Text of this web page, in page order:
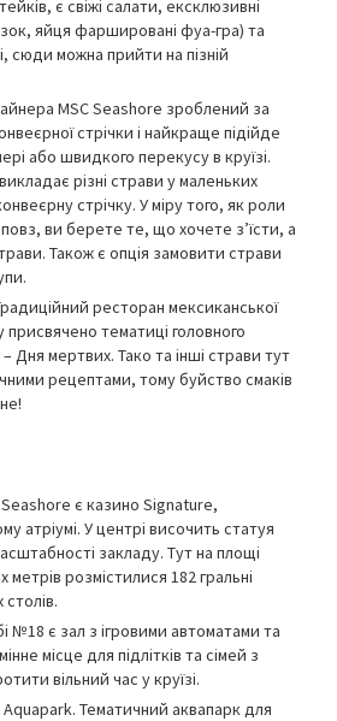
є свіжі салати, ексклюзивні
яйця фаршировані фуа-гра) та
сюди можна прийти на пізній
MSC Seashore зроблений за
стрічки і найкраще підійде
або швидкого перекусу в круїзі.
різні страви у маленьких
стрічку. У міру того, як роли
ви берете те, що хочете з’їсти, а
Також є опція замовити страви
ресторан мексиканської
присвячено тематиці головного
Дня мертвих. Тако та інші страви тут
рецептами, тому буйство смаків
є казино Signature,
атріумі. У центрі височить статуя
закладу. Тут на площі
розмістилися 182 гральні
№18 є зал з ігровими автоматами та
місце для підлітків та сімей з
вільний час у круїзі.
Тематичний аквапарк для